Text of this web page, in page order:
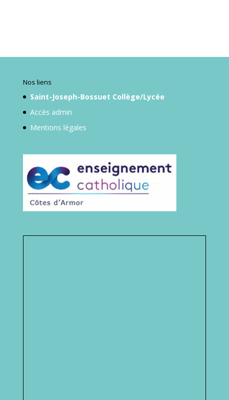
Nos liens
Saint-Joseph-Bossuet Collège/Lycée
Accès admin
Mentions légales